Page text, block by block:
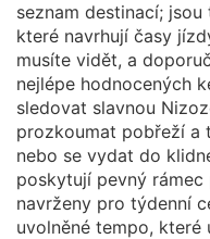
seznam destinací;
které navrhují časy
musíte vidět, a
nejlépe hodnocených
sledovat slavnou
prozkoumat pobřeží a
nebo se vydat do
poskytují pevný
navrženy pro týdenní
uvolněné tempo, které